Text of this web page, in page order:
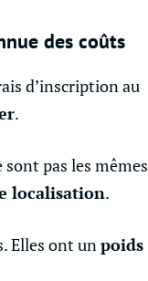
des coûts
d’inscription au
.
pas les mêmes
localisation.
Elles ont unpoids